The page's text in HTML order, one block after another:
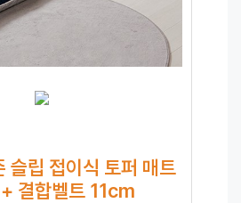
슬립 접이식 토퍼 매트
결합벨트 11cm